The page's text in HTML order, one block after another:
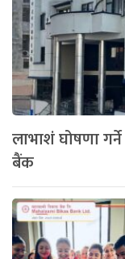
लाभाशं घोषणा
बैंक